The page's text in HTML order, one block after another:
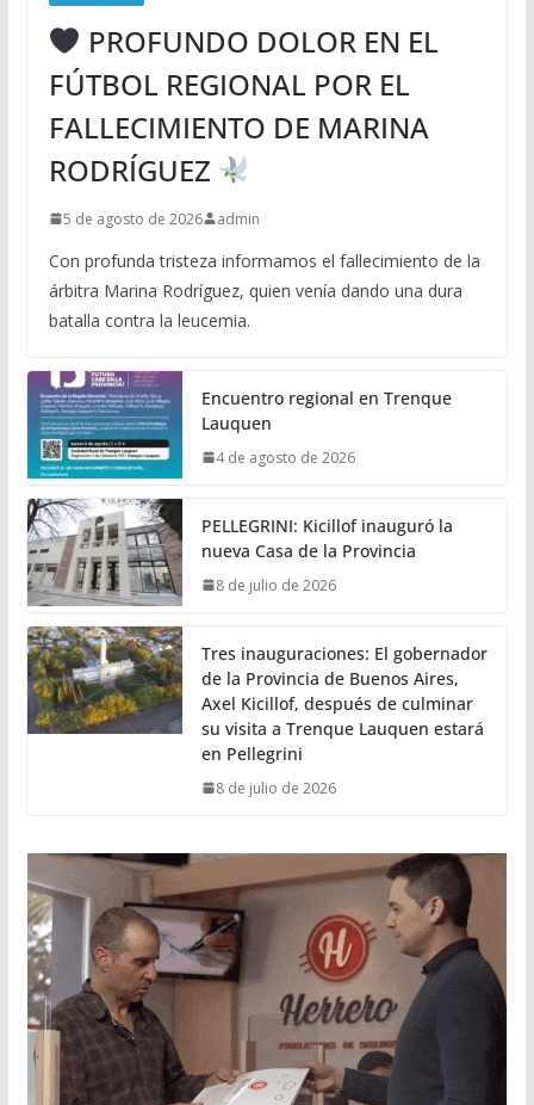
PROFUNDO DOLOR EN EL
FÚTBOL REGIONAL POR EL
FALLECIMIENTO DE MARINA
RODRÍGUEZ
5 de agosto de 2026 admin
Con profunda tristeza informamos el fallecimiento de la
árbitra Marina Rodríguez, quien venía dando una dura
batalla contra la leucemia.
Encuentro regional en Trenque
Lauquen
4 de agosto de 2026
PELLEGRINI: Kicillof inauguró la
nueva Casa de la Provincia
8 de julio de 2026
Tres inauguraciones: El gobernador
de la Provincia de Buenos Aires,
Axel Kicillof, después de culminar
su visita a Trenque Lauquen estará
en Pellegrini
8 de julio de 2026